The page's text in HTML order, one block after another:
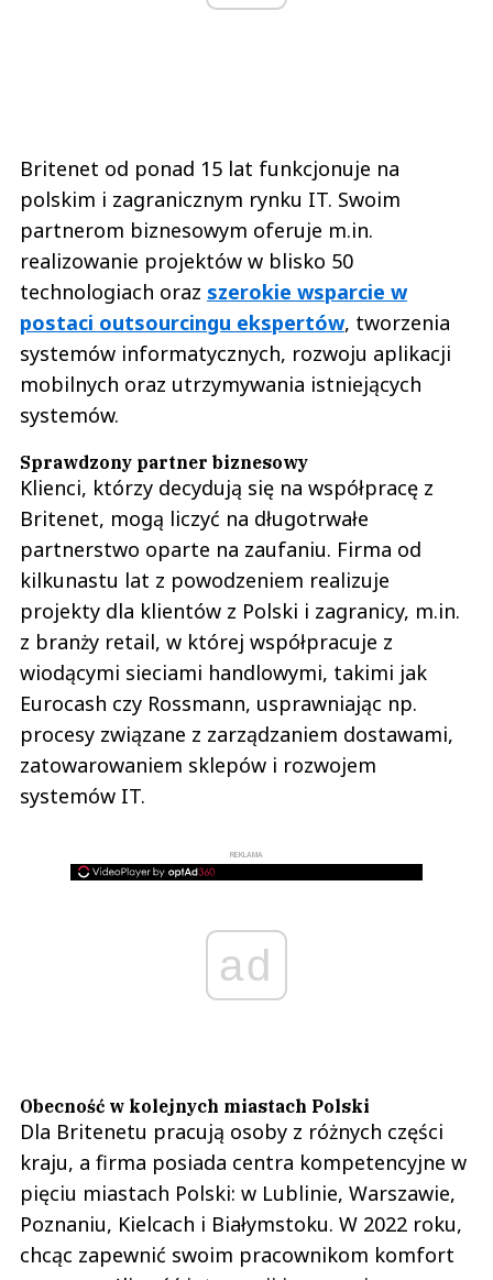
Britenet od ponad 15 lat funkcjonuje na
polskim i zagranicznym rynku IT. Swoim
partnerom biznesowym oferuje m.in.
realizowanie projektów w blisko 50
technologiach oraz szerokie wsparcie w
postaci outsourcingu ekspertów, tworzenia
systemów informatycznych, rozwoju aplikacji
mobilnych oraz utrzymywania istniejących
systemów.
Sprawdzony partner biznesowy
Klienci, którzy decydują się na współpracę z
Britenet, mogą liczyć na długotrwałe
partnerstwo oparte na zaufaniu. Firma od
kilkunastu lat z powodzeniem realizuje
projekty dla klientów z Polski i zagranicy, m.in.
z branży retail, w której współpracuje z
wiodącymi sieciami handlowymi, takimi jak
Eurocash czy Rossmann, usprawniając np.
procesy związane z zarządzaniem dostawami,
zatowarowaniem sklepów i rozwojem
systemów IT.
REKLAMA
ad
Obecność w kolejnych miastach Polski
Dla Britenetu pracują osoby z różnych części
kraju, a firma posiada centra kompetencyjne w
pięciu miastach Polski: w Lublinie, Warszawie,
Poznaniu, Kielcach i Białymstoku. W 2022 roku,
chcąc zapewnić swoim pracownikom komfort